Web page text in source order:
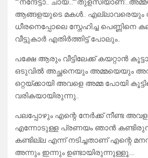
“”നന്ദേട്ടാ..
ആങ്ങളയുടെ മകൾ.. എല്ലാവരെയും
ധീരനെപ്പോലെ സ്നേഹിച്ച പെണ്ണിനെ
വീട്ടുകാർ എതിർത്തിട്ട് പോലും..
പക്ഷേ ആരും വീട്ടിലേക്ക് കയറ്റാൻ
ഒടുവിൽ അച്ഛനെയും അമ്മയെയും
ഒറ്റയ്ക്കായി അവളെ അമ്മ പോയി
വരികയായിരുന്നു..
പലപ്പോഴും എന്റെ നേർക്ക് നീണ്ട
എന്നോടുള്ള പ്രണയം ഞാൻ
കണ്ടില്ല എന്ന് നടിച്ചതാണ് എന്റെ
അന്നും ഇന്നും ഉണ്ടായിരുന്നുള്ളൂ….